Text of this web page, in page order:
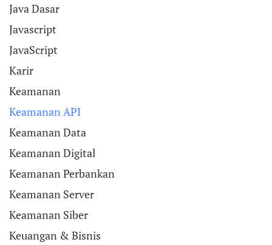
Java Dasar
Javascript
JavaScript
Karir
Keamanan
Keamanan API
Keamanan Data
Keamanan Digital
Keamanan Perbankan
Keamanan Server
Keamanan Siber
Keuangan & Bisnis